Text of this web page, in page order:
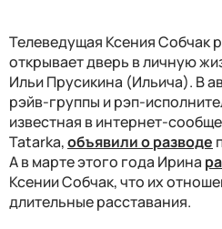
Телеведущая Ксения Собчак
открывает дверь в личную
Ильи Прусикина (Ильича). В
рэйв-группы и рэп-
известная в интернет-
Tatarka,объявили о разводе
А в марте этого года Ирина
Ксении Собчак, что их
длительные расставания.